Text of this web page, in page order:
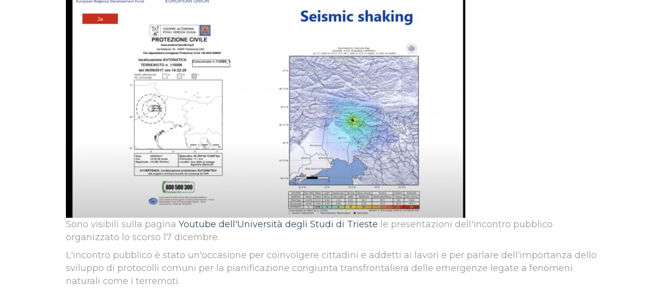
Sono visibili sulla pagina Youtube dell'Università degli Studi di Trieste le presentazioni dell'incontro pubblico
organizzato lo scorso 17 dicembre.
L'incontro pubblico è stato un'occasione per coinvolgere cittadini e addetti ai lavori e per parlare dell'importanza dello
sviluppo di protocolli comuni per la pianificazione congiunta transfrontaliera delle emergenze legate a fenomeni
naturali come i terremoti.